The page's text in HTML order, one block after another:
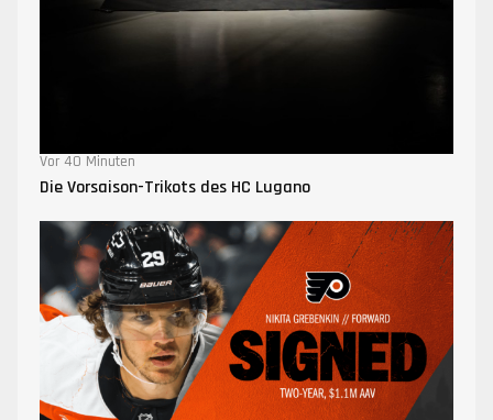
Vor 40 Minuten
Die Vorsaison-Trikots des HC Lugano